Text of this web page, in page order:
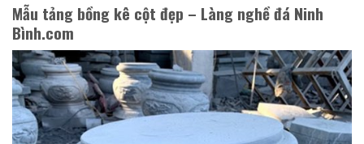
Mẫu tảng bồng kê cột đẹp – Làng nghề đá Ninh
Bình.com